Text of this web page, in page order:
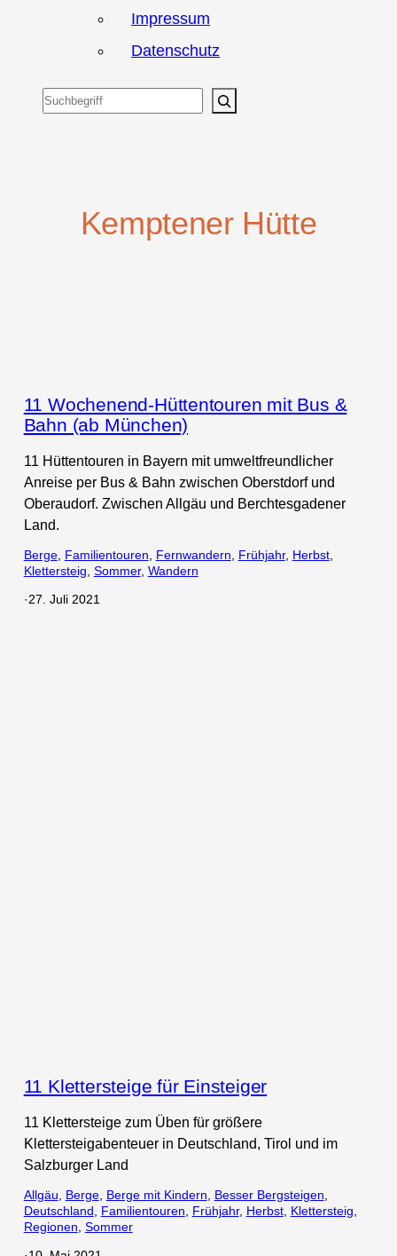
Impressum
Datenschutz
Suchen
Kemptener Hütte
11 Wochenend-Hüttentouren mit Bus &
Bahn (ab München)
11 Hüttentouren in Bayern mit umweltfreundlicher
Anreise per Bus & Bahn zwischen Oberstdorf und
Oberaudorf. Zwischen Allgäu und Berchtesgadener
Land.
Berge, Familientouren Fernwandern Frühjahr, Herbst
Klettersteig Sommer, Wandern
·27. Juli 2021
11 Klettersteige für Einsteiger
11 Klettersteige zum Üben für größere
Klettersteigabenteuer in Deutschland, Tirol und im
Salzburger Land
Allgäu Berge, Berge mit Kindern Besser Bergsteigen
Deutschland
Familientouren Frühjahr, Herbst, Klettersteig
Regionen Sommer